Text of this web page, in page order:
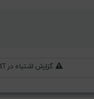
گزارش اشتباه در